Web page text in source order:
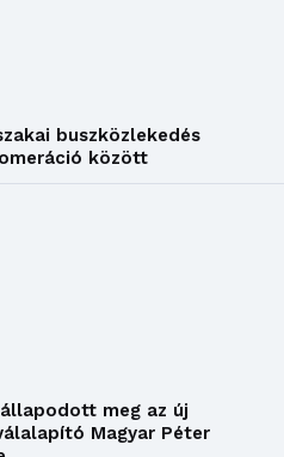
buszközlekedés
között
meg az új
Magyar Péter